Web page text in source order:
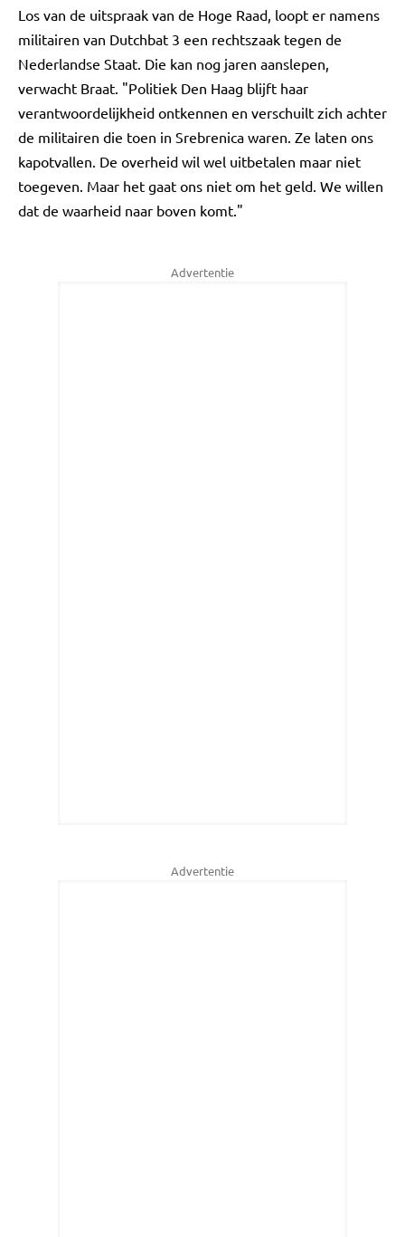
Los van de uitspraak van de Hoge Raad, loopt er namens
militairen van Dutchbat 3 een rechtszaak tegen de
Nederlandse Staat. Die kan nog jaren aanslepen,
verwacht Braat. "Politiek Den Haag blijft haar
verantwoordelijkheid ontkennen en verschuilt zich achter
de militairen die toen in Srebrenica waren. Ze laten ons
kapotvallen. De overheid wil wel uitbetalen maar niet
toegeven. Maar het gaat ons niet om het geld. We willen
dat de waarheid naar boven komt."
Advertentie
Advertentie